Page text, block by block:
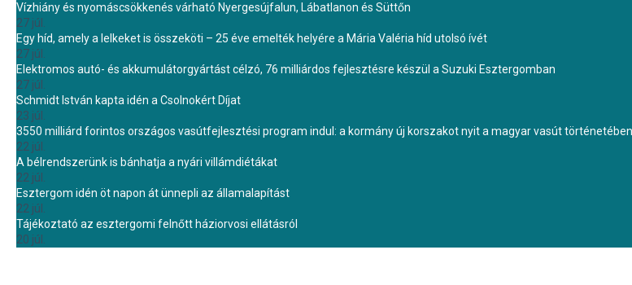
Vízhiány és nyomáscsökkenés várható Nyergesújfalun, Lábatlanon és Süttőn
27 júl.
Egy híd, amely a lelkeket is összeköti – 25 éve emelték helyére a Mária Valéria híd utolsó ívét
27 júl.
Elektromos autó- és akkumulátorgyártást célzó, 76 milliárdos fejlesztésre készül a Suzuki Esztergomban
27 júl.
Schmidt István kapta idén a Csolnokért Díjat
23 júl.
3550 milliárd forintos országos vasútfejlesztési program indul: a kormány új korszakot nyit a magyar vasút történetében
22 júl.
A bélrendszerünk is bánhatja a nyári villámdiétákat
22 júl.
Esztergom idén öt napon át ünnepli az államalapítást
22 júl.
Tájékoztató az esztergomi felnőtt háziorvosi ellátásról
20 júl.